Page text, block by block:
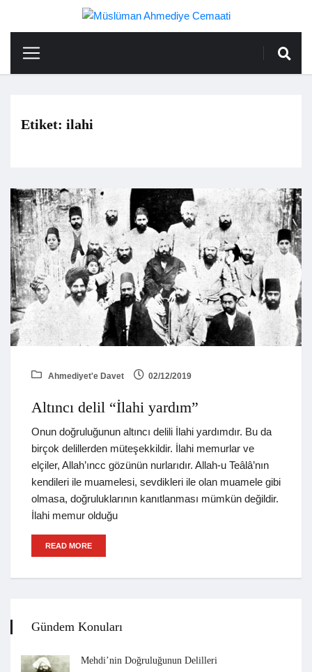
Etiket: ilahi
Ahmediyet'e Davet 02/12/2019
Altıncı delil “İlahi yardım”
Onun doğruluğunun altıncı delili İlahi yardımdır. Bu da
birçok delillerden müteşekkildir. İlahi memurlar ve
elçiler, Allah’ıncc gözünün nurlarıdır. Allah-u Teâlâ’nın
kendileri ile muamelesi, sevdikleri ile olan muamele gibi
olmasa, doğruluklarının kanıtlanması mümkün değildir.
İlahi memur olduğu
READ MORE
Gündem Konuları
Mehdi’nin Doğruluğunun Delilleri